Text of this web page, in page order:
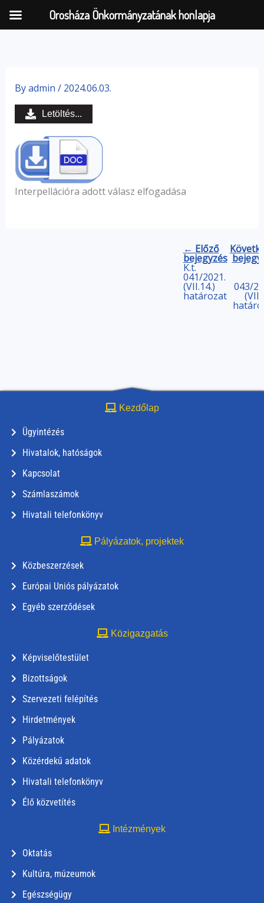
content
Byadmin / 2024.06.03.
Interpellációra adott válasz elfogadása
Letöltés...
← Előző
bejegyzés
K.t.
041/2021.
(VII.14.)
határozat
043/
Kezdőlap
Ügyintézés
Hivatalok, hatóságok
Kapcsolat
Számlaszámok
Hivatali telefonkönyv
Pályázatok, projektek
Közbeszerzések
Európai Uniós pályázatok
Egyéb szerződések
Közigazgatás
Képviselőtestület
Bizottságok
Szervezeti felépítés
Hirdetmények
Pályázatok
Közérdekű adatok
Hivatali telefonkönyv
Élő közvetítés
Intézmények
Oktatás
Kultúra, múzeumok
Egészségügy
Orosháza Önkormányzatának honlapja